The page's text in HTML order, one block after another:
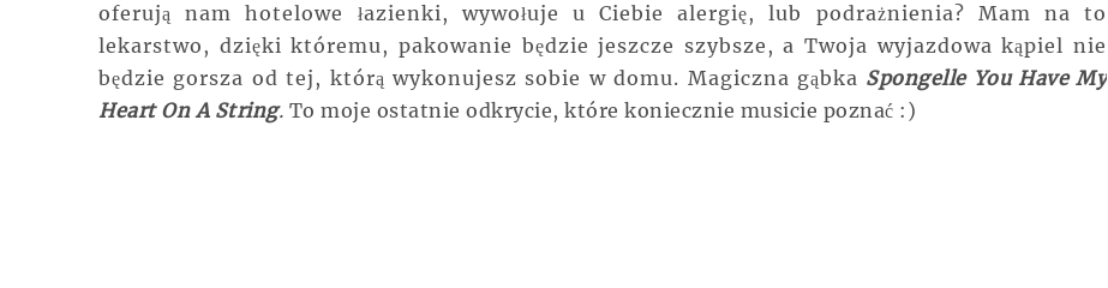
oferują nam hotelowe łazienki, wywołuje u Ciebie alergię, lub podrażnienia? Mam na to
lekarstwo, dzięki któremu, pakowanie będzie jeszcze szybsze, a Twoja wyjazdowa kąpiel nie
będzie gorsza od tej, którą wykonujesz sobie w domu. Magiczna gąbka Spongelle You Have My
Heart On A String. To moje ostatnie odkrycie, które koniecznie musicie poznać :)